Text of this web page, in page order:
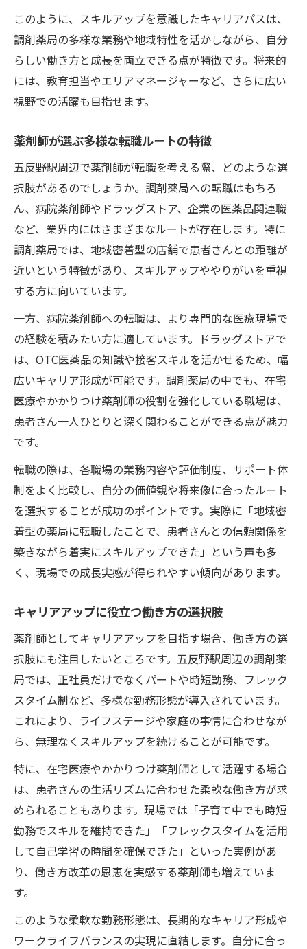
このように、スキルアップを意識したキャリアパスは、
調剤薬局の多様な業務や地域特性を活かしながら、自分
らしい働き方と成長を両立できる点が特徴です。将来的
には、教育担当やエリアマネージャーなど、さらに広い
視野での活躍も目指せます。
薬剤師が選ぶ多様な転職ルートの特徴
五反野駅周辺で薬剤師が転職を考える際、どのような選
択肢があるのでしょうか。調剤薬局への転職はもちろ
ん、病院薬剤師やドラッグストア、企業の医薬品関連職
など、業界内にはさまざまなルートが存在します。特に
調剤薬局では、地域密着型の店舗で患者さんとの距離が
近いという特徴があり、スキルアップややりがいを重視
する方に向いています。
一方、病院薬剤師への転職は、より専門的な医療現場で
の経験を積みたい方に適しています。ドラッグストアで
は、OTC医薬品の知識や接客スキルを活かせるため、幅
広いキャリア形成が可能です。調剤薬局の中でも、在宅
医療やかかりつけ薬剤師の役割を強化している職場は、
患者さん一人ひとりと深く関わることができる点が魅力
です。
転職の際は、各職場の業務内容や評価制度、サポート体
制をよく比較し、自分の価値観や将来像に合ったルート
を選択することが成功のポイントです。実際に「地域密
着型の薬局に転職したことで、患者さんとの信頼関係を
築きながら着実にスキルアップできた」という声も多
く、現場での成長実感が得られやすい傾向があります。
キャリアアップに役立つ働き方の選択肢
薬剤師としてキャリアアップを目指す場合、働き方の選
択肢にも注目したいところです。五反野駅周辺の調剤薬
局では、正社員だけでなくパートや時短勤務、フレック
スタイム制など、多様な勤務形態が導入されています。
これにより、ライフステージや家庭の事情に合わせなが
ら、無理なくスキルアップを続けることが可能です。
特に、在宅医療やかかりつけ薬剤師として活躍する場合
は、患者さんの生活リズムに合わせた柔軟な働き方が求
められることもあります。現場では「子育て中でも時短
勤務でスキルを維持できた」「フレックスタイムを活用
して自己学習の時間を確保できた」といった実例があ
り、働き方改革の恩恵を実感する薬剤師も増えていま
す。
このような柔軟な勤務形態は、長期的なキャリア形成や
ワークライフバランスの実現に直結します。自分に合っ